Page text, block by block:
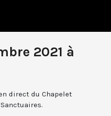
2021 à
direct du Chapelet